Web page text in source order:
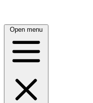
Open menu